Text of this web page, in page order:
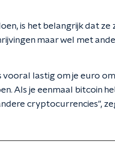
is het belangrijk dat ze
maar wel met
vooral lastig om je euro
Als je eenmaal bitcoin
cryptocurrencies",